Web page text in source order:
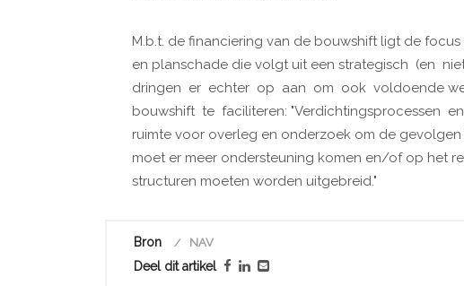
M.b.t. de financiering van de bouwshift ligt de
en planschade die volgt uit een strategisch (en
dringen er echter op aan om ook voldoende
bouwshift te faciliteren: "Verdichtingsprocessen
ruimte voor overleg en onderzoek om de
moet er meer ondersteuning komen en/of op het
structuren moeten worden uitgebreid."
Bron NAV
Deel dit artikel